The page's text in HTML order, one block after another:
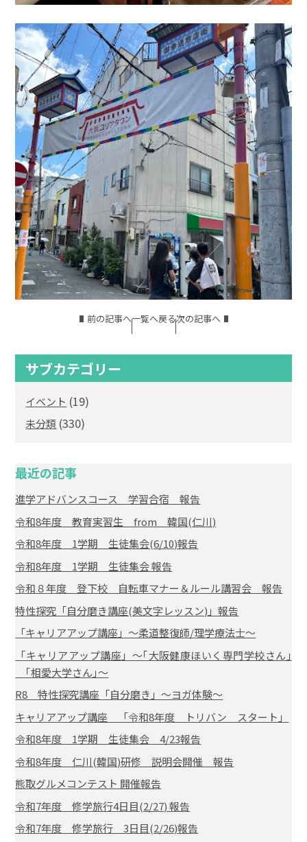
前の記事へ一覧へ戻る次の記事へ
サブカテゴリー
イベント (19)
未分類 (330)
最近の記事
進学アドバンスコース 学習合宿 報告
令和8年度 教育実習生 from 韓国(仁川)
令和8年度 1学期 生徒集会(6/10)報告
令和8年度 1学期 生徒集会 報告
令和８年度 登下校 自転車マナー＆ルール講習会 報告
特性探究「自分磨き講座(美文字レッスン)」報告
「キャリアアップ講座」～柔道整復師/理学療法士～
「キャリアアップ講座」～｢大阪健康ほいく専門学校さん｣
｢相愛大学さん｣～
R8 特性探究講座「自分磨き」～ヨガ体験～
キャリアアップ講座 「令和8年度 トリバン スタート」
令和8年度 1学期 生徒集会 4/23報告
令和8年度 仁川(韓国)研修 説明会開催 報告
熊取グルメコンテスト 開催報告
令和7年度 修学旅行4日目(2/27) 報告
令和7年度 修学旅行 3日目(2/26)報告